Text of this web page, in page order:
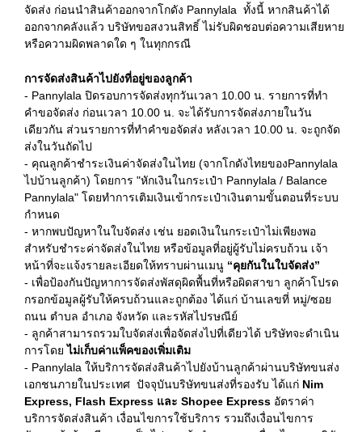
จัดส่ง ก่อนนำสินค้าออกจากโกดัง Pannylala ทั้งนี้ หากสินค้าได้
ออกจากคลังแล้ว บริษัทขอสงวนสิทธิ์ ไม่รับผิดชอบต่อความเสียหาย
หรือความผิดพลาดใด ๆ ในทุกกรณี
การจัดส่งสินค้าไปยังที่อยู่ของลูกค้า
- Pannylala ปิดรอบการจัดส่งทุกวันเวลา 10.00 น. รายการที่ทำ
คำขอจัดส่ง ก่อนเวลา 10.00 น. จะได้รับการจัดส่งภายในวัน
เดียวกัน ส่วนรายการที่ทำคำขอจัดส่ง หลังเวลา 10.00 น. จะถูกจัด
ส่งในวันถัดไป
- คุณลูกค้าชำระเงินค่าจัดส่งในไทย (จากโกดังไทยของPannylala
ไปบ้านลูกค้า) โดยการ "หักเงินในกระเป๋า Pannylala / Balance
Pannylala" โดยทำการเติมเงินเข้ากระเป๋าเงินตามขั้นตอนที่ระบบ
กำหนด
- หากพบปัญหาในใบจัดส่ง เช่น ยอดเงินในกระเป๋าไม่เพียงพอ
สำหรับชำระค่าจัดส่งในไทย หรือข้อมูลที่อยู่ผู้รับไม่ครบถ้วน เจ้า
หน้าที่จะแจ้งรายละเอียดให้ทราบผ่านเมนู “คุยกันในใบจัดส่ง”
- เพื่อป้องกันปัญหาการจัดส่งพัสดุผิดพื้นที่หรือผิดสาขา ลูกค้าโปรด
กรอกข้อมูลผู้รับให้ครบถ้วนและถูกต้อง ได้แก่ บ้านเลขที่ หมู่/ซอย
ถนน ตำบล อำเภอ จังหวัด และรหัสไปรษณีย์
- ลูกค้าสามารถรวมใบจัดส่งเพื่อจัดส่งไปที่เดียวได้ บริษัทจะดำเนิน
การโดยไม่เก็บค่าแพ็คของเพิ่มเติม
- Pannylala ให้บริการจัดส่งสินค้าไปยังบ้านลูกค้าผ่านบริษัทขนส่ง
เอกชนภายในประเทศ ปัจจุบันบริษัทขนส่งที่รองรับ ได้แก่ Nim
Express, Flash Express และ Shopee Express อัตราค่า
บริการจัดส่งสินค้า เงื่อนไขการใช้บริการ รวมถึงเงื่อนไขการ